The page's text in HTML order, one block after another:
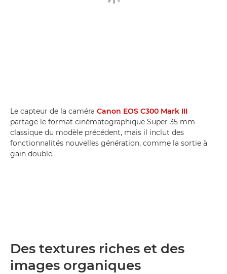
Le capteur de la caméra Canon EOS C300 Mark III
partage le format cinématographique Super 35 mm
classique du modèle précédent, mais il inclut des
fonctionnalités nouvelles génération, comme la sortie à
gain double.
Des textures riches et des
images organiques